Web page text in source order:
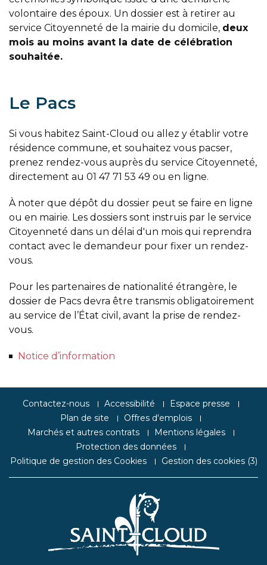
volontaire des époux. Un dossier est à retirer au
service Citoyenneté de la mairie du domicile, deux
mois au moins avant la date de célébration
souhaitée.
Le Pacs
Si vous habitez Saint-Cloud ou allez y établir votre
résidence commune, et souhaitez vous pacser,
prenez rendez-vous auprès du service Citoyenneté,
directement au 01 47 71 53 49 ou en ligne.
À noter que dépôt du dossier peut se faire en ligne
ou en mairie. Les dossiers sont instruis par le service
Citoyenneté dans un délai d'un mois qui reprendra
contact avec le demandeur pour fixer un rendez-
vous.
Pour les partenaires de nationalité étrangère, le
dossier de Pacs devra être transmis obligatoirement
au service de l’État civil, avant la prise de rendez-
vous.
Notice d’information
Contactez-nous Accessibilité
Espace presse
Plan de site
Offres d'emplois
Marchés et autres contrats
Mentions légales
Protection des données
Politique de gestion des Cookies
Gestion des cookies (3)